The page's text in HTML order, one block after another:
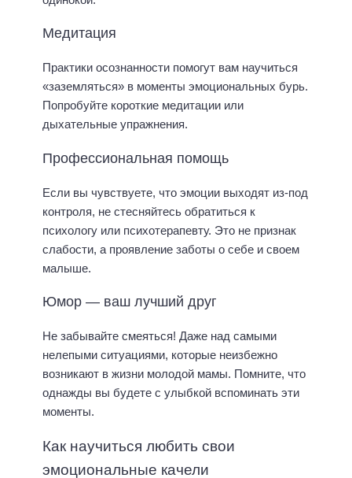
Медитация
Практики осознанности помогут вам научиться
«заземляться» в моменты эмоциональных бурь.
Попробуйте короткие медитации или
дыхательные упражнения.
Профессиональная помощь
Если вы чувствуете, что эмоции выходят из-под
контроля, не стесняйтесь обратиться к
психологу или психотерапевту. Это не признак
слабости, а проявление заботы о себе и своем
малыше.
Юмор — ваш лучший друг
Не забывайте смеяться! Даже над самыми
нелепыми ситуациями, которые неизбежно
возникают в жизни молодой мамы. Помните, что
однажды вы будете с улыбкой вспоминать эти
моменты.
Как научиться любить свои
эмоциональные качели